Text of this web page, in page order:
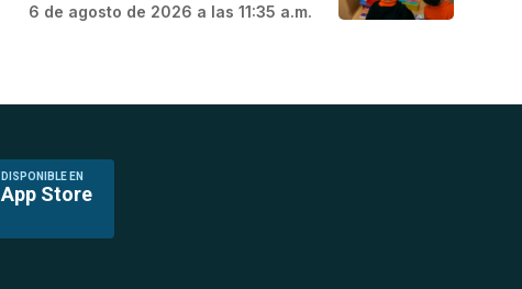
6 de agosto de 2026 a las 11:35 a.m.
DISPONIBLE EN
App Store